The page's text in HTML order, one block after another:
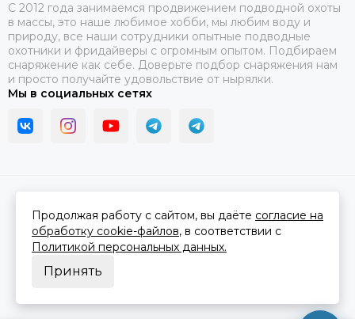
C 2012 года занимаемся продвижением подводной охоты
в массы, это наше любимое хобби, мы любим воду и
природу, все наши сотрудники опытные подводные
охотники и фридайверы с огромным опытом. Подбираем
снаряжение как себе. Доверьте подбор снаряжения нам
и просто получайте удовольствие от нырялки.
Мы в социальных сетях
Сделано вMOSK.STUDIOдля платформыInSales
Продолжая работу с сайтом, вы даёте согласие на
обработку cookie-файлов, в соответствии с
Политикой персональных данных.
Принять